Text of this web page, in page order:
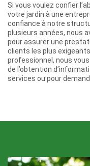
Si vous voulez confier
votre jardin à une
confiance à notre
plusieurs années, nous
pour assurer une
clients les plus
professionnel, nous
de l’obtention
services ou pour